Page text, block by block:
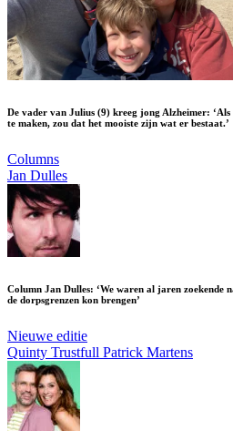
De vader van Julius (9) kreeg jong Alzheimer:
te maken, zou dat het mooiste zijn wat er bestaat.’
Columns
Jan Dulles
Column Jan Dulles: ‘We waren al jaren zoekende
de dorpsgrenzen kon brengen’
Nieuwe editie
Quinty Trustfull Patrick Martens